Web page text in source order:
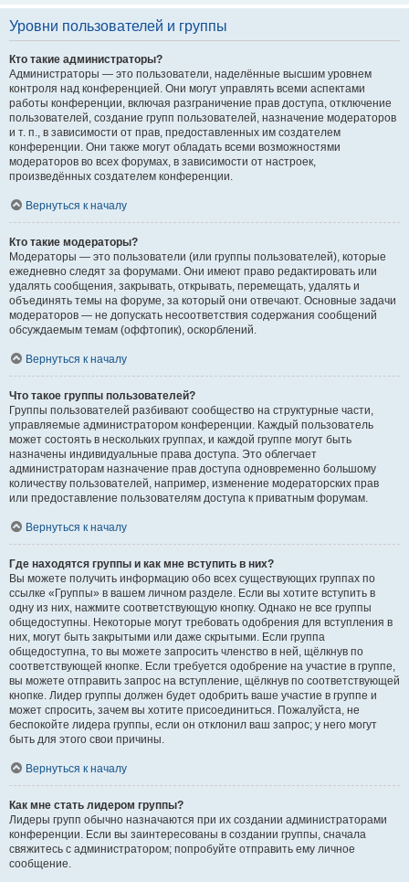
Уровни пользователей и группы
Кто такие администраторы?
Администраторы — это пользователи, наделённые высшим уровнем
контроля над конференцией. Они могут управлять всеми аспектами
работы конференции, включая разграничение прав доступа, отключение
пользователей, создание групп пользователей, назначение модераторов
и т. п., в зависимости от прав, предоставленных им создателем
конференции. Они также могут обладать всеми возможностями
модераторов во всех форумах, в зависимости от настроек,
произведённых создателем конференции.
Вернуться к началу
Кто такие модераторы?
Модераторы — это пользователи (или группы пользователей), которые
ежедневно следят за форумами. Они имеют право редактировать или
удалять сообщения, закрывать, открывать, перемещать, удалять и
объединять темы на форуме, за который они отвечают. Основные задачи
модераторов — не допускать несоответствия содержания сообщений
обсуждаемым темам (оффтопик), оскорблений.
Вернуться к началу
Что такое группы пользователей?
Группы пользователей разбивают сообщество на структурные части,
управляемые администратором конференции. Каждый пользователь
может состоять в нескольких группах, и каждой группе могут быть
назначены индивидуальные права доступа. Это облегчает
администраторам назначение прав доступа одновременно большому
количеству пользователей, например, изменение модераторских прав
или предоставление пользователям доступа к приватным форумам.
Вернуться к началу
Где находятся группы и как мне вступить в них?
Вы можете получить информацию обо всех существующих группах по
ссылке «Группы» в вашем личном разделе. Если вы хотите вступить в
одну из них, нажмите соответствующую кнопку. Однако не все группы
общедоступны. Некоторые могут требовать одобрения для вступления в
них, могут быть закрытыми или даже скрытыми. Если группа
общедоступна, то вы можете запросить членство в ней, щёлкнув по
соответствующей кнопке. Если требуется одобрение на участие в группе,
вы можете отправить запрос на вступление, щёлкнув по соответствующей
кнопке. Лидер группы должен будет одобрить ваше участие в группе и
может спросить, зачем вы хотите присоединиться. Пожалуйста, не
беспокойте лидера группы, если он отклонил ваш запрос; у него могут
быть для этого свои причины.
Вернуться к началу
Как мне стать лидером группы?
Лидеры групп обычно назначаются при их создании администраторами
конференции. Если вы заинтересованы в создании группы, сначала
свяжитесь с администратором; попробуйте отправить ему личное
сообщение.